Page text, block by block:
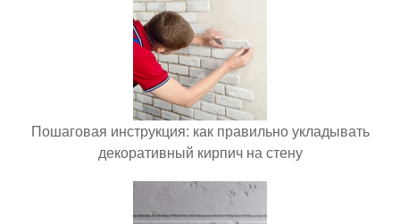
Пошаговая инструкция: как правильно укладывать
декоративный кирпич на стену